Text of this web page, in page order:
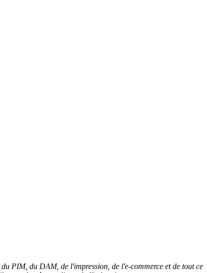
PIM, du DAM, de l'impression, de l'e-commerce et de tout ce